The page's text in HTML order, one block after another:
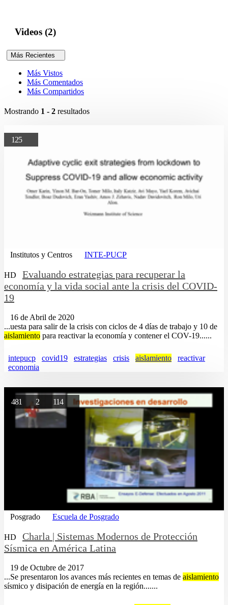
Videos (2)
Más Recientes
Más Vistos
Más Comentados
Más Compartidos
Mostrando 1 - 2 resultados
125
Institutos y Centros INTE-PUCP
HD
Evaluando estrategias para recuperar la
economía y la vida social ante la crisis del COVID-
19
16 de Abril de 2020
...uesta para salir de la crisis con ciclos de 4 días de trabajo y 10 de
aislamiento para reactivar la economía y contener el COV-19......
intepucp covid19 estrategias crisis aislamiento
reactivar
economia
481 2 114
Posgrado Escuela de Posgrado
HD
Charla | Sistemas Modernos de Protección
Sísmica en América Latina
19 de Octubre de 2017
...Se presentaron los avances más recientes en temas de aislamiento
sísmico y disipación de energía en la región.......